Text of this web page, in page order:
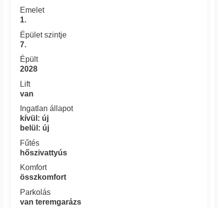
Emelet
1.
Épület szintje
7.
Épült
2028
Lift
van
Ingatlan állapot
kívül: új
belül: új
Fűtés
hőszivattyús
Komfort
összkomfort
Parkolás
van teremgarázs